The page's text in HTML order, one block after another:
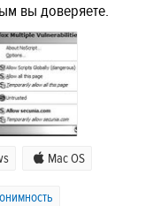
вы доверяете.
Mac OS